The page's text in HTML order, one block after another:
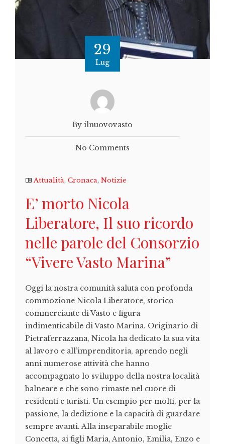
29
Lug
By ilnuovovasto
No Comments
Attualità, Cronaca, Notizie
E’ morto Nicola
Liberatore, Il suo ricordo
nelle parole del Consorzio
“Vivere Vasto Marina”
Oggi la nostra comunità saluta con profonda
commozione Nicola Liberatore, storico
commerciante di Vasto e figura
indimenticabile di Vasto Marina. Originario di
Pietraferrazzana, Nicola ha dedicato la sua vita
al lavoro e all’imprenditoria, aprendo negli
anni numerose attività che hanno
accompagnato lo sviluppo della nostra località
balneare e che sono rimaste nel cuore di
residenti e turisti. Un esempio per molti, per la
passione, la dedizione e la capacità di guardare
sempre avanti. Alla inseparabile moglie
Concetta, ai figli Maria, Antonio, Emilia, Enzo e